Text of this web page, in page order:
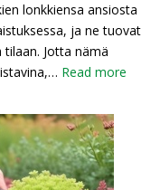
lonkkiensa ansiosta
ja ne tuovat
Jotta nämä
Read more